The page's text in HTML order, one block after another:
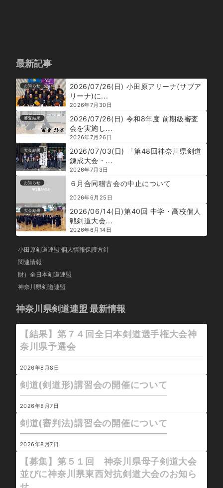
最新記事
お知らせ
2026/07/26(日) 小田原アリーナ(サブア
リーナ)に...
2026年7月30日
審査結果
2026/07/26(日) 令和8年度 前期級審査
会を実施し...
2026年7月26日
大会結果
2026/07/03(日) 「第48回神奈川県剣道
錬成大会・...
2026年7月3日
お知らせ ６月合同稽古会の中止について
2026年6月25日
大会結果
2026/06/14(日)第40回 中学・高校個人
戦剣道大会...
2026年6月14日
小田原剣道連盟 個人情報保護方針
関連情報
財）全日本剣道連盟
神奈川県剣道連盟
神奈川県剣道連盟 最新情報
【結果】第７４回全日本剣道選手権大会神
奈川県予選会
2026年8月8日
剣道(剣道形)講習会の開催について
2026年8月7日
剣道(審判法)講習会の開催について
2026年8月7日
【募集】第５１回 神奈川県母子剣道大会
並びに神奈川県東西対抗剣道大会のお知ら